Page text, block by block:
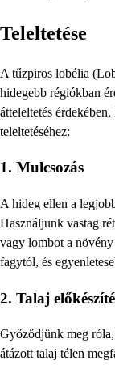
Teleltetése
A tűzpiros lobélia
hidegebb régiókban
átteleltetés
teleltetéséhez:
1. Mulcsozás
A hideg ellen a
Használjunk vastag
vagy lombot a
fagytól, és
2. Talaj
Győződjünk meg
átázott talaj télen